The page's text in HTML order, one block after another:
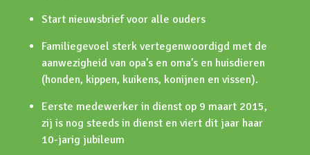
Start nieuwsbrief voor alle ouders
Familiegevoel sterk vertegenwoordigd met de
aanwezigheid van opa’s en oma’s en huisdieren
(honden, kippen, kuikens, konijnen en vissen).
Eerste medewerker in dienst op 9 maart 2015,
zij is nog steeds in dienst en viert dit jaar haar
10-jarig jubileum